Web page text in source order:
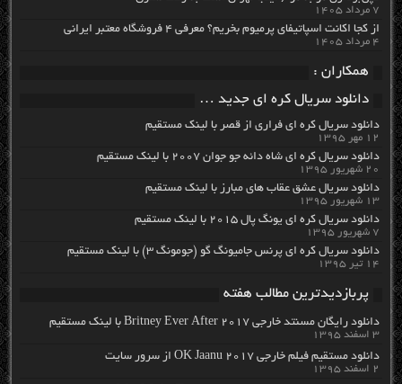
۷ مرداد ۱۴۰۵
از کجا اکانت اسپاتیفای پرمیوم بخریم؟ معرفی ۴ فروشگاه معتبر ایرانی
۴ مرداد ۱۴۰۵
همکاران :
دانلود سریال کره ای جدید …
دانلود سریال کره ای فراری از قصر با لینک مستقیم
۱۲ مهر ۱۳۹۵
دانلود سریال کره ای شاه دائه جو جوان ۲۰۰۷ با لینک مستقیم
۲۰ شهریور ۱۳۹۵
دانلود سریال عشق عقاب های مبارز با لینک مستقیم
۱۳ شهریور ۱۳۹۵
دانلود سریال کره ای یونگ پال ۲۰۱۵ با لینک مستقیم
۷ شهریور ۱۳۹۵
دانلود سریال کره ای پرنس جامیونگ گو (جومونگ ۳) با لینک مستقیم
۱۴ تیر ۱۳۹۵
پربازدیدترین مطالب هفته
دانلود رایگان مسنتد خارجی Britney Ever After 2017 با لینک مستقیم
۳ اسفند ۱۳۹۵
دانلود مستقیم فیلم خارجی OK Jaanu 2017 از سرور سایت
۲ اسفند ۱۳۹۵